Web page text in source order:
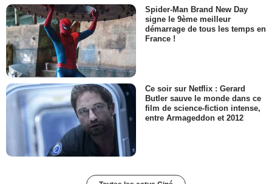
Spider-Man Brand New Day
signe le 9ème meilleur
démarrage de tous les temps en
France !
Ce soir sur Netflix : Gerard
Butler sauve le monde dans ce
film de science-fiction intense,
entre Armageddon et 2012